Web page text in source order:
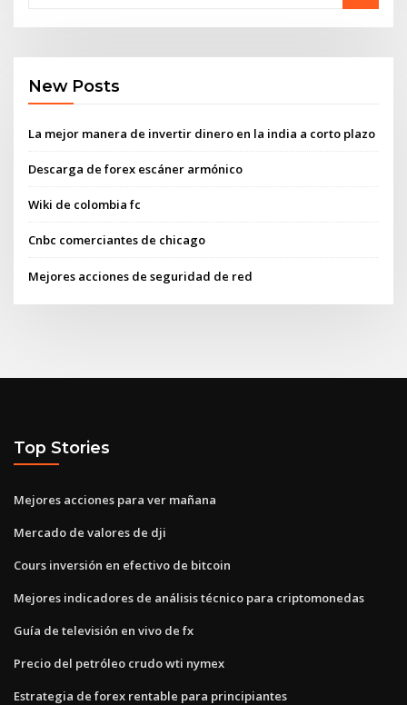
New Posts
La mejor manera de invertir dinero en la india a corto plazo
Descarga de forex escáner armónico
Wiki de colombia fc
Cnbc comerciantes de chicago
Mejores acciones de seguridad de red
Top Stories
Mejores acciones para ver mañana
Mercado de valores de dji
Cours inversión en efectivo de bitcoin
Mejores indicadores de análisis técnico para criptomonedas
Guía de televisión en vivo de fx
Precio del petróleo crudo wti nymex
Estrategia de forex rentable para principiantes